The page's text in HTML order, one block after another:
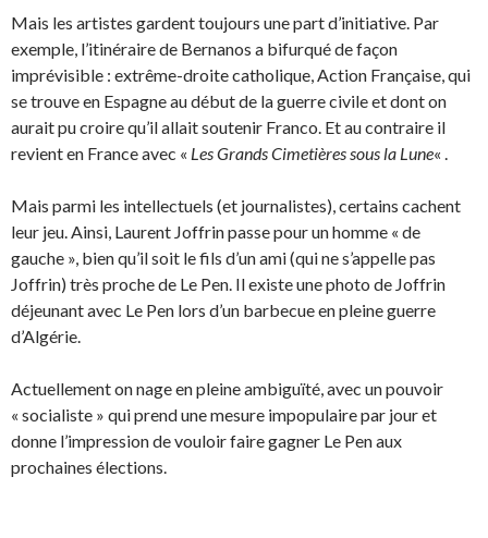
Mais les artistes gardent toujours une part d’initiative. Par
exemple, l’itinéraire de Bernanos a bifurqué de façon
imprévisible : extrême-droite catholique, Action Française, qui
se trouve en Espagne au début de la guerre civile et dont on
aurait pu croire qu’il allait soutenir Franco. Et au contraire il
revient en France avec « Les Grands Cimetières sous la Lune« .
Mais parmi les intellectuels (et journalistes), certains cachent
leur jeu. Ainsi, Laurent Joffrin passe pour un homme « de
gauche », bien qu’il soit le fils d’un ami (qui ne s’appelle pas
Joffrin) très proche de Le Pen. Il existe une photo de Joffrin
déjeunant avec Le Pen lors d’un barbecue en pleine guerre
d’Algérie.
Actuellement on nage en pleine ambiguïté, avec un pouvoir
« socialiste » qui prend une mesure impopulaire par jour et
donne l’impression de vouloir faire gagner Le Pen aux
prochaines élections.